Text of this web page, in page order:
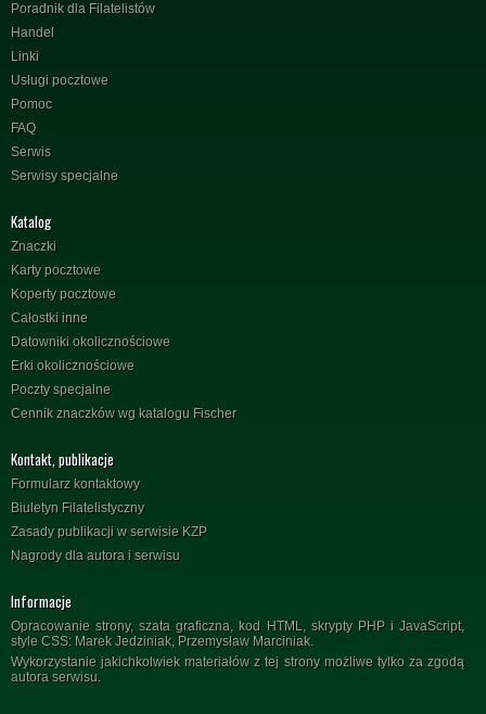
Poradnik dla Filatelistów
Handel
Linki
Usługi pocztowe
Pomoc
FAQ
Serwis
Serwisy specjalne
Katalog
Znaczki
Karty pocztowe
Koperty pocztowe
Całostki inne
Datowniki okolicznościowe
Erki okolicznościowe
Poczty specjalne
Cennik znaczków wg katalogu Fischer
Kontakt, publikacje
Formularz kontaktowy
Biuletyn Filatelistyczny
Zasady publikacji w serwisie KZP
Nagrody dla autora i serwisu
Informacje
Opracowanie strony, szata graficzna, kod HTML, skrypty PHP i JavaScript,
style CSS: Marek Jedziniak, Przemysław Marciniak.
Wykorzystanie jakichkolwiek materiałów z tej strony możliwe tylko za zgodą
autora serwisu.